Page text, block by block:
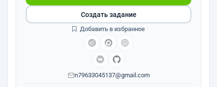
n79633045137@gmail.com
Создать задание
Добавить в избранное